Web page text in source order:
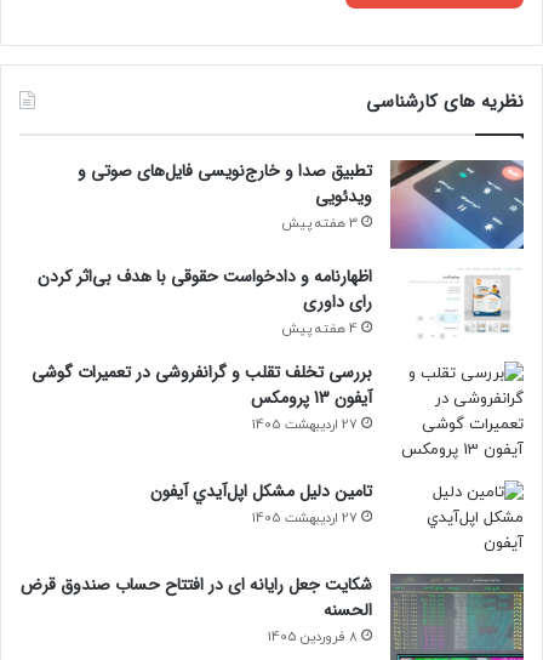
نظریه های کارشناسی
تطبیق صدا و خارج‌نویسی فایل‌های صوتی و
ویدئویی
3 هفته پیش
اظهارنامه و دادخواست حقوقی با هدف بی‌اثر کردن
رای داوری
4 هفته پیش
بررسی تخلف تقلب و گرانفروشی در تعمیرات گوشی
آیفون 13 پرومکس
27 اردیبهشت 1405
تامين دليل مشکل اپل‌آيدي آيفون
27 اردیبهشت 1405
شکایت جعل رایانه ای در افتتاح حساب صندوق قرض
الحسنه
8 فروردین 1405